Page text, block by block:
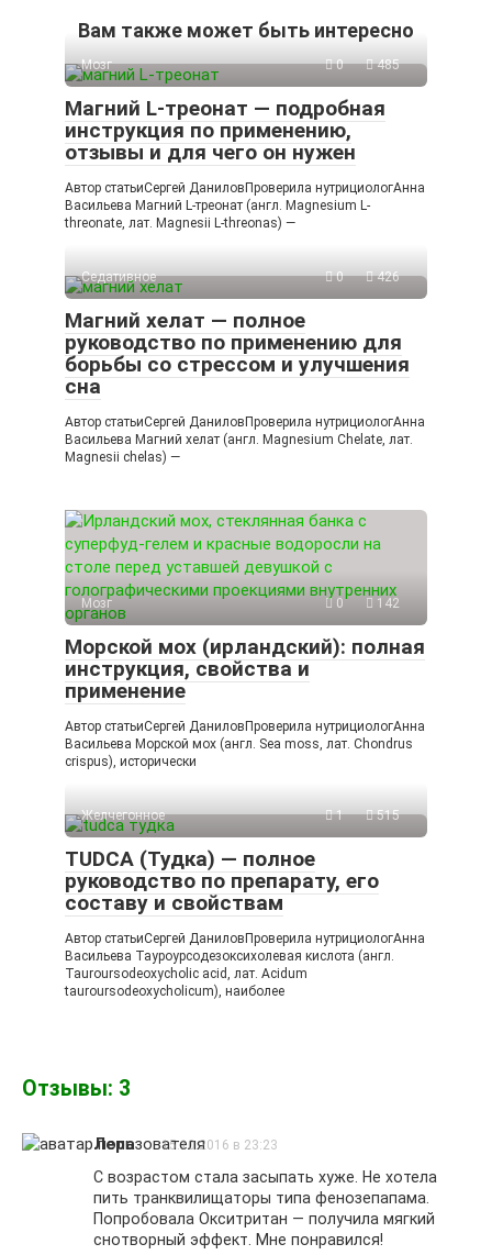
Вам также может быть интересно
Мозг 0 485
Магний L-треонат — подробная
инструкция по применению,
отзывы и для чего он нужен
Автор статьиСергей ДаниловПроверила нутрициологАнна
Васильева Магний L-треонат (англ. Magnesium L-
threonate, лат. Magnesii L-threonas) —
Седативное 0 426
Магний хелат — полное
руководство по применению для
борьбы со стрессом и улучшения
сна
Автор статьиСергей ДаниловПроверила нутрициологАнна
Васильева Магний хелат (англ. Magnesium Chelate, лат.
Magnesii chelas) —
Мозг 0 142
Морской мох (ирландский): полная
инструкция, свойства и
применение
Автор статьиСергей ДаниловПроверила нутрициологАнна
Васильева Морской мох (англ. Sea moss, лат. Chondrus
crispus), исторически
Желчегонное 1 515
TUDCA (Тудка) — полное
руководство по препарату, его
составу и свойствам
Автор статьиСергей ДаниловПроверила нутрициологАнна
Васильева Тауроурсодезоксихолевая кислота (англ.
Tauroursodeoxycholic acid, лат. Acidum
tauroursodeoxycholicum), наиболее
Отзывы: 3
Лера 15.10.2016 в 23:23
С возрастом стала засыпать хуже. Не хотела
пить транквилищаторы типа фенозепапама.
Попробовала Окситритан — получила мягкий
снотворный эффект. Мне понравился!